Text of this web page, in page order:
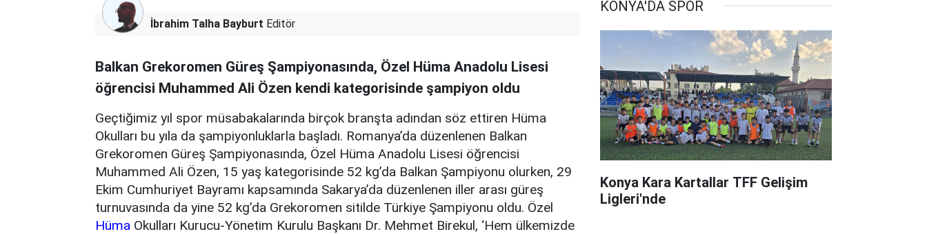
İbrahim Talha Bayburt Editör
Balkan Grekoromen Güreş Şampiyonasında, Özel Hüma Anadolu Lisesi
öğrencisi Muhammed Ali Özen kendi kategorisinde şampiyon oldu
Geçtiğimiz yıl spor müsabakalarında birçok branşta adından söz ettiren Hüma
Okulları bu yıla da şampiyonluklarla başladı. Romanya’da düzenlenen Balkan
Grekoromen Güreş Şampiyonasında, Özel Hüma Anadolu Lisesi öğrencisi
Muhammed Ali Özen, 15 yaş kategorisinde 52 kg’da Balkan Şampiyonu olurken, 29
Ekim Cumhuriyet Bayramı kapsamında Sakarya’da düzenlenen iller arası güreş
turnuvasında da yine 52 kg’da Grekoromen sitilde Türkiye Şampiyonu oldu. Özel
Hüma Okulları Kurucu-Yönetim Kurulu Başkanı Dr. Mehmet Birekul, ‘Hem ülkemizde
KONYA'DA SPOR
Konya Kara Kartallar TFF Gelişim
Ligleri'nde